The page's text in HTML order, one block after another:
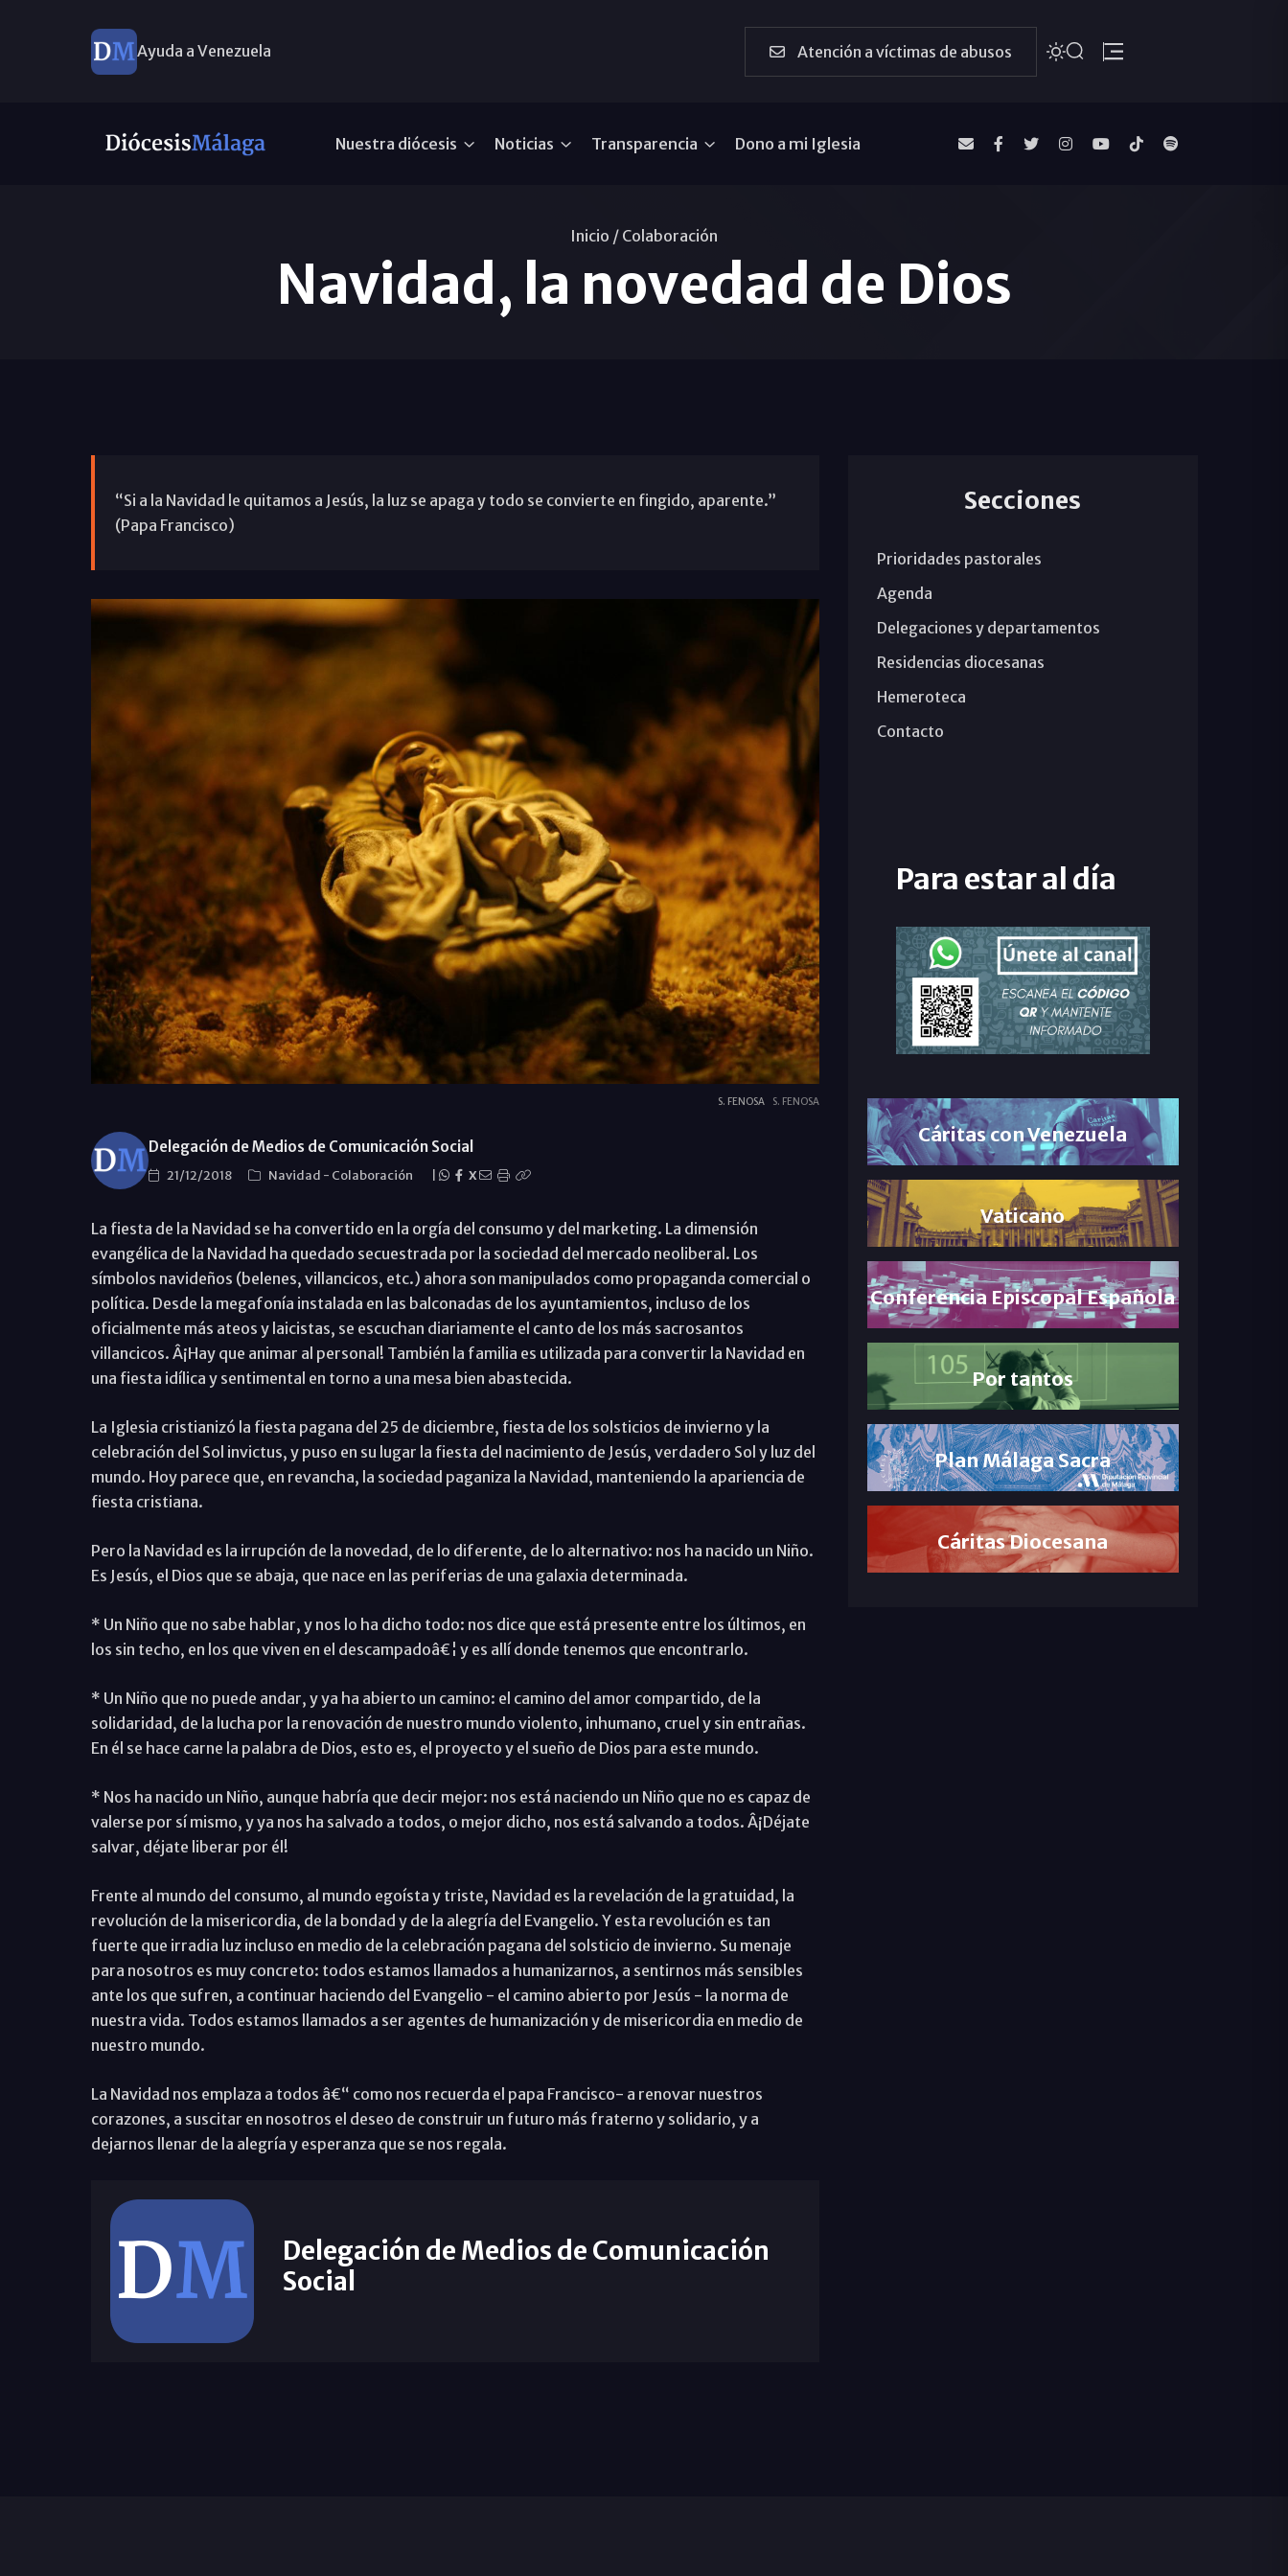
Ayuda a Venezuela Atención a víctimas de abusos
Nuestra diócesis Noticias Transparencia Dono a mi Iglesia
Inicio / Colaboración
Navidad, la novedad de Dios
“Si a la Navidad le quitamos a Jesús, la luz se apaga y todo se convierte en fingido, aparente.”
(Papa Francisco)
S. FENOSA S. FENOSA
Delegación de Medios de Comunicación Social
21/12/2018 Navidad - Colaboración X
La fiesta de la Navidad se ha convertido en la orgía del consumo y del marketing. La dimensión
evangélica de la Navidad ha quedado secuestrada por la sociedad del mercado neoliberal. Los
símbolos navideños (belenes, villancicos, etc.) ahora son manipulados como propaganda comercial o
política. Desde la megafonía instalada en las balconadas de los ayuntamientos, incluso de los
oficialmente más ateos y laicistas, se escuchan diariamente el canto de los más sacrosantos
villancicos. Â¡Hay que animar al personal! También la familia es utilizada para convertir la Navidad en
una fiesta idílica y sentimental en torno a una mesa bien abastecida.
La Iglesia cristianizó la fiesta pagana del 25 de diciembre, fiesta de los solsticios de invierno y la
celebración del Sol invictus, y puso en su lugar la fiesta del nacimiento de Jesús, verdadero Sol y luz del
mundo. Hoy parece que, en revancha, la sociedad paganiza la Navidad, manteniendo la apariencia de
fiesta cristiana.
Pero la Navidad es la irrupción de la novedad, de lo diferente, de lo alternativo: nos ha nacido un Niño.
Es Jesús, el Dios que se abaja, que nace en las periferias de una galaxia determinada.
* Un Niño que no sabe hablar, y nos lo ha dicho todo: nos dice que está presente entre los últimos, en
los sin techo, en los que viven en el descampadoâ€¦ y es allí donde tenemos que encontrarlo.
* Un Niño que no puede andar, y ya ha abierto un camino: el camino del amor compartido, de la
solidaridad, de la lucha por la renovación de nuestro mundo violento, inhumano, cruel y sin entrañas.
En él se hace carne la palabra de Dios, esto es, el proyecto y el sueño de Dios para este mundo.
* Nos ha nacido un Niño, aunque habría que decir mejor: nos está naciendo un Niño que no es capaz de
valerse por sí mismo, y ya nos ha salvado a todos, o mejor dicho, nos está salvando a todos. Â¡Déjate
salvar, déjate liberar por él!
Frente al mundo del consumo, al mundo egoísta y triste, Navidad es la revelación de la gratuidad, la
revolución de la misericordia, de la bondad y de la alegría del Evangelio. Y esta revolución es tan
fuerte que irradia luz incluso en medio de la celebración pagana del solsticio de invierno. Su menaje
para nosotros es muy concreto: todos estamos llamados a humanizarnos, a sentirnos más sensibles
ante los que sufren, a continuar haciendo del Evangelio - el camino abierto por Jesús - la norma de
nuestra vida. Todos estamos llamados a ser agentes de humanización y de misericordia en medio de
nuestro mundo.
La Navidad nos emplaza a todos â€“ como nos recuerda el papa Francisco- a renovar nuestros
corazones, a suscitar en nosotros el deseo de construir un futuro más fraterno y solidario, y a
dejarnos llenar de la alegría y esperanza que se nos regala.
Delegación de Medios de Comunicación
Social
Secciones
Prioridades pastorales
Agenda
Delegaciones y departamentos
Residencias diocesanas
Hemeroteca
Contacto
Para estar al día
Cáritas con Venezuela
Vaticano
Conferencia Episcopal Española
Por tantos
Plan Málaga Sacra
Cáritas Diocesana